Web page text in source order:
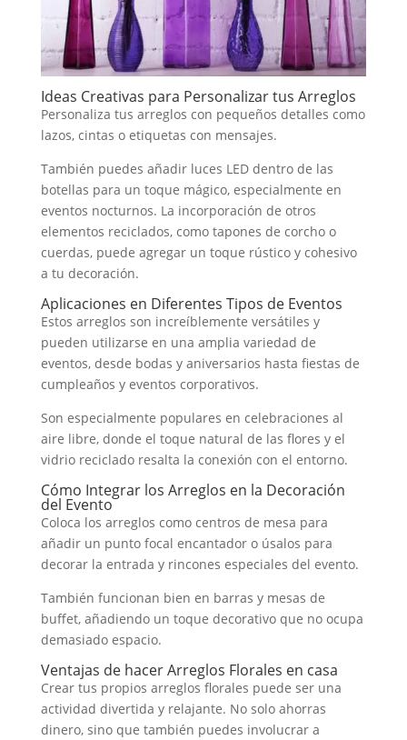
Ideas Creativas para Personalizar tus Arreglos
Personaliza tus arreglos con pequeños detalles como
lazos, cintas o etiquetas con mensajes.
También puedes añadir luces LED dentro de las
botellas para un toque mágico, especialmente en
eventos nocturnos. La incorporación de otros
elementos reciclados, como tapones de corcho o
cuerdas, puede agregar un toque rústico y cohesivo
a tu decoración.
Aplicaciones en Diferentes Tipos de Eventos
Estos arreglos son increíblemente versátiles y
pueden utilizarse en una amplia variedad de
eventos, desde bodas y aniversarios hasta fiestas de
cumpleaños y eventos corporativos.
Son especialmente populares en celebraciones al
aire libre, donde el toque natural de las flores y el
vidrio reciclado resalta la conexión con el entorno.
Cómo Integrar los Arreglos en la Decoración
del Evento
Coloca los arreglos como centros de mesa para
añadir un punto focal encantador o úsalos para
decorar la entrada y rincones especiales del evento.
También funcionan bien en barras y mesas de
buffet, añadiendo un toque decorativo que no ocupa
demasiado espacio.
Ventajas de hacer Arreglos Florales en casa
Crear tus propios arreglos florales puede ser una
actividad divertida y relajante. No solo ahorras
dinero, sino que también puedes involucrar a